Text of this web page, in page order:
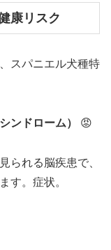
康リスク
スパニエル犬種特
ンドローム） 😡
られる脳疾患で、
す。症状。